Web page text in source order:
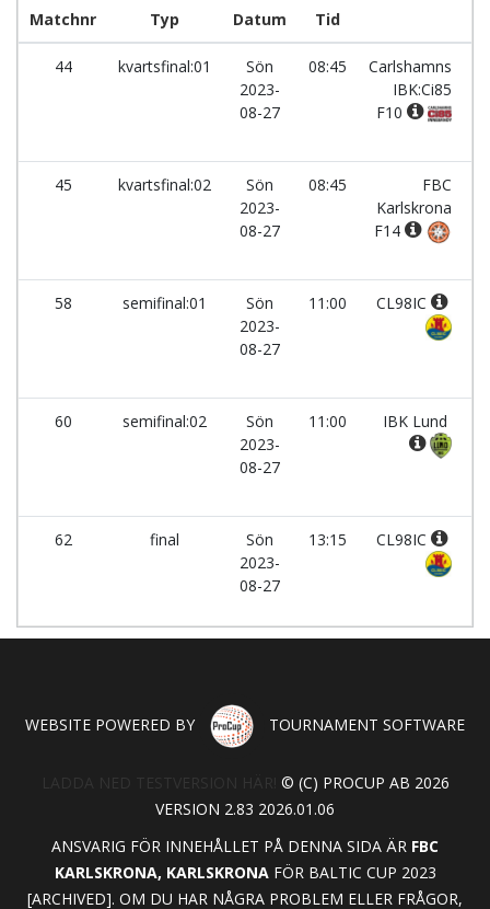
Matchnr Typ Datum Tid
44 kvartsfinal:01
Sön
2023-
08-27
08:45
Carlshamns
IBK:Ci85
F10
45 kvartsfinal:02
Sön
2023-
08-27
08:45
FBC
Karlskrona
F14
58 semifinal:01
Sön
2023-
08-27
11:00 CL98IC
60 semifinal:02
Sön
2023-
08-27
11:00 IBK Lund
62 final
Sön
2023-
08-27
13:15 CL98IC
WEBSITE POWERED BY TOURNAMENT SOFTWARE
© (C) PROCUP AB 2026
VERSION 2.83 2026.01.06
ANSVARIG FÖR INNEHÅLLET PÅ DENNA SIDA ÄR FBC
KARLSKRONA, KARLSKRONA FÖR BALTIC CUP 2023
[ARCHIVED]. OM DU HAR NÅGRA PROBLEM ELLER FRÅGOR,